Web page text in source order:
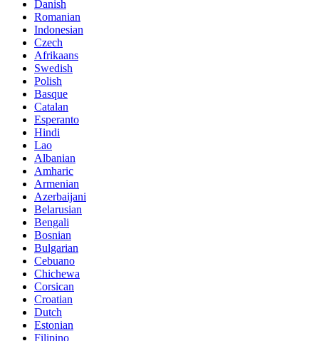
Danish
Romanian
Indonesian
Czech
Afrikaans
Swedish
Polish
Basque
Catalan
Esperanto
Hindi
Lao
Albanian
Amharic
Armenian
Azerbaijani
Belarusian
Bengali
Bosnian
Bulgarian
Cebuano
Chichewa
Corsican
Croatian
Dutch
Estonian
Filipino